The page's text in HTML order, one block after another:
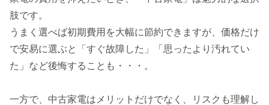
肢です。
うまく選べば初期費用を大幅に節約できますが、価格だけ
で安易に選ぶと「すぐ故障した」「思ったより汚れてい
た」など後悔することも・・・。
一方で、中古家電はメリットだけでなく、リスクも理解し